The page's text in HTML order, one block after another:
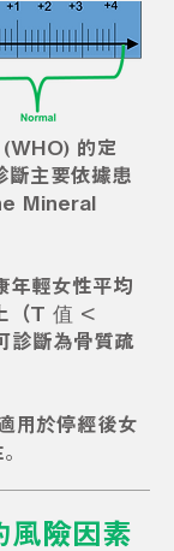
的定
斷主要依據患
Mineral
年輕女性平均
（T 值 <
診斷為骨質疏
用於停經後女
風險因素